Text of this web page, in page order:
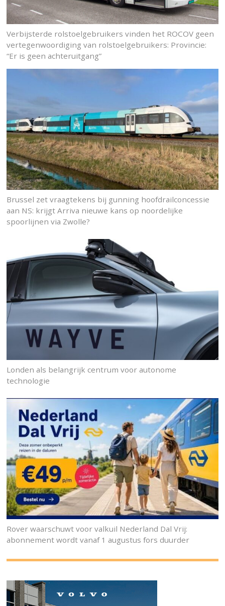
Verbijsterde rolstoelgebruikers vinden het ROCOV geen
vertegenwoordiging van rolstoelgebruikers: Provincie:
“Er is geen achteruitgang”
Brussel zet vraagtekens bij gunning hoofdrailconcessie
aan NS: krijgt Arriva nieuwe kans op noordelijke
spoorlijnen via Zwolle?
Londen als belangrijk centrum voor autonome
technologie
Rover waarschuwt voor valkuil Nederland Dal Vrij:
abonnement wordt vanaf 1 augustus fors duurder